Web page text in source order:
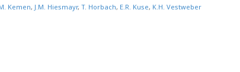
Kemen, J.M. Hiesmayr, T. Horbach, E.R. Kuse, K.H. Vestweber